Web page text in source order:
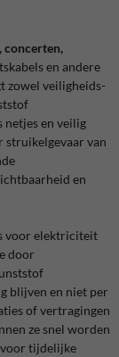
concerten,
en andere
zowel veiligheids-
netjes en veilig
struikelgevaar van
en
voor elektriciteit
door
blijven en niet per
of vertragingen
ze snel worden
voor tijdelijke